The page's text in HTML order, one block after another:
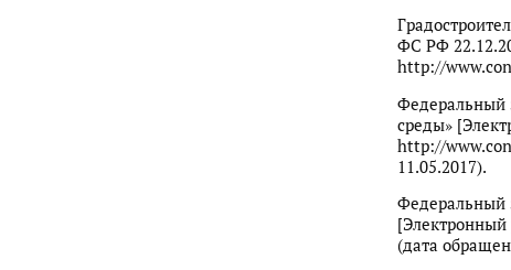
ФС РФ
http://
Федеральный
среды»
http://
11.05.2017).
Федеральный
[Электронный
(дата